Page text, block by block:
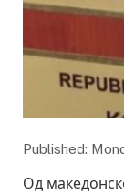
Published:
Од